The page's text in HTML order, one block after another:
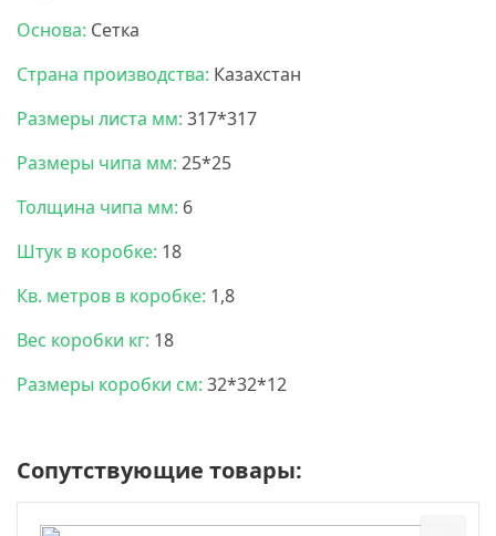
Основа: Сетка
Страна производства: Казахстан
Размеры листа мм: 317*317
Размеры чипа мм: 25*25
Толщина чипа мм: 6
Штук в коробке: 18
Кв. метров в коробке: 1,8
Вес коробки кг: 18
Размеры коробки см: 32*32*12
Сопутствующие товары: